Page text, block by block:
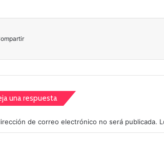
una respuesta
de correo electrónico no será publicada.